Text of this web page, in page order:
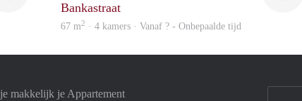
Bankastraat
67 m2 · 4 kamers · Vanaf ? - Onbepaalde tijd
makkelijk je Appartement